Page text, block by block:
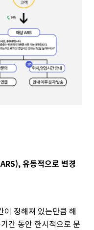
유동적으로 변경
이 정해져 있는만큼 해
간 동안 한시적으로 문